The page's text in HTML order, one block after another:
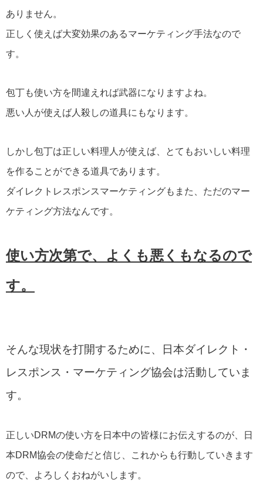
ありません。
正しく使えば大変効果のあるマーケティング手法なので
す。
包丁も使い方を間違えれば武器になりますよね。
悪い人が使えば人殺しの道具にもなります。
しかし包丁は正しい料理人が使えば、とてもおいしい料理
を作ることができる道具であります。
ダイレクトレスポンスマーケティングもまた、ただのマー
ケティング方法なんです。
使い方次第で、よくも悪くもなるので
す。
そんな現状を打開するために、日本ダイレクト・
レスポンス・マーケティング協会は活動していま
す。
正しいDRMの使い方を日本中の皆様にお伝えするのが、日
本DRM協会の使命だと信じ、これからも行動していきます
ので、よろしくおねがいします。